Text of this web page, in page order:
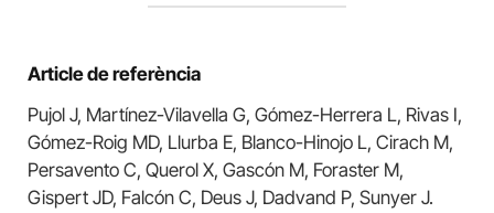
Article de referència
Pujol J, Martínez-Vilavella G, Gómez-Herrera L, Rivas I,
Gómez-Roig MD, Llurba E, Blanco-Hinojo L, Cirach M,
Persavento C, Querol X, Gascón M, Foraster M,
Gispert JD, Falcón C, Deus J, Dadvand P, Sunyer J.